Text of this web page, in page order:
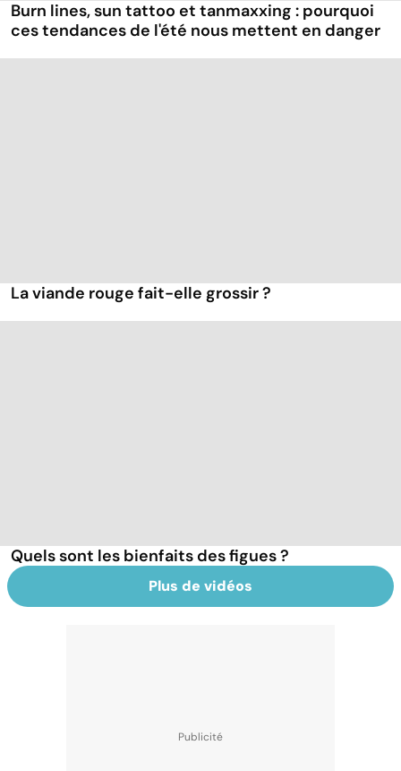
Burn lines, sun tattoo et tanmaxxing : pourquoi
ces tendances de l'été nous mettent en danger
La viande rouge fait-elle grossir ?
Quels sont les bienfaits des figues ?
Plus de vidéos